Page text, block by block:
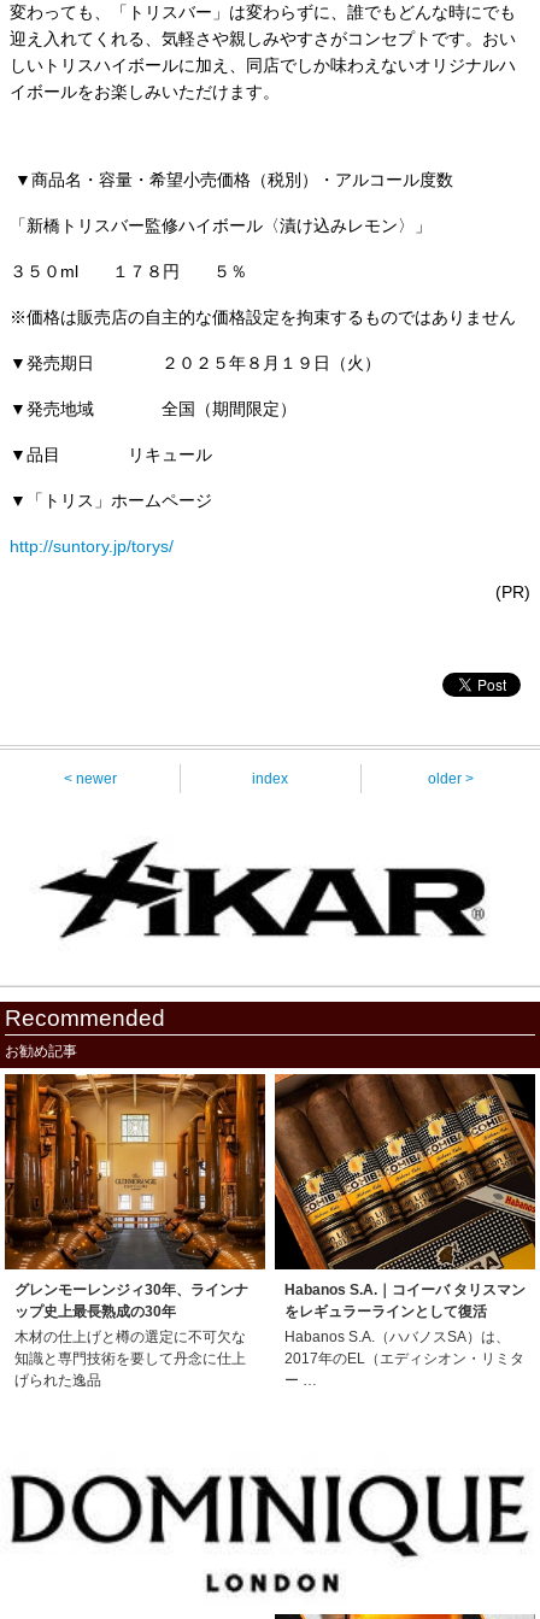
変わっても、「トリスバー」は変わらずに、誰でもどんな時にでも
迎え入れてくれる、気軽さや親しみやすさがコンセプトです。おい
しいトリスハイボールに加え、同店でしか味わえないオリジナルハ
イボールをお楽しみいただけます。
▼商品名・容量・希望小売価格（税別）・アルコール度数
「新橋トリスバー監修ハイボール〈漬け込みレモン〉」
３５０ml １７８円 ５％
※価格は販売店の自主的な価格設定を拘束するものではありません
▼発売期日 ２０２５年８月１９日（火）
▼発売地域 全国（期間限定）
▼品目 リキュール
▼「トリス」ホームページ
http://suntory.jp/torys/
(PR)
< newer index older >
Recommended
お勧め記事
グレンモーレンジィ30年、ラインナ
ップ史上最長熟成の30年
木材の仕上げと樽の選定に不可欠な
知識と専門技術を要して丹念に仕上
げられた逸品
Habanos S.A.｜コイーバ タリスマン
をレギュラーラインとして復活
Habanos S.A.（ハバノスSA）は、
2017年のEL（エディシオン・リミタ
ー …